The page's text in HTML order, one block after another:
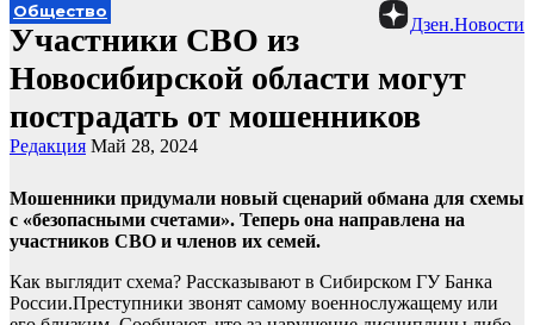
Дзен.Новости
Общество
Участники СВО из
Новосибирской области могут
пострадать от мошенников
Редакция Май 28, 2024
Мошенники придумали новый сценарий обмана для схемы
с «безопасными счетами». Теперь она направлена на
участников СВО и членов их семей.
Как выглядит схема? Рассказывают в Сибирском ГУ Банка
России.Преступники звонят самому военнослужащему или